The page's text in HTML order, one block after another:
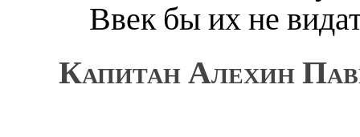
Ввек бы их не
Капитан Алехин